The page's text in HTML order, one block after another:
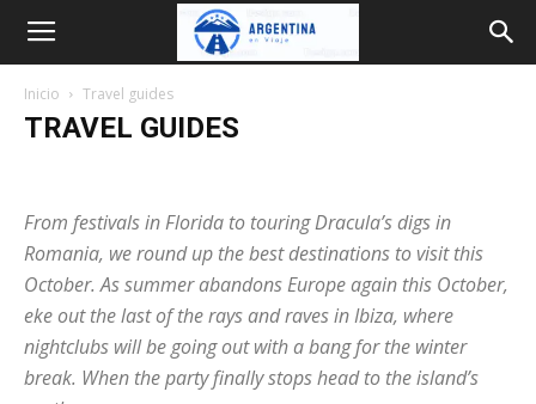
Argentina
Inicio Travel guides
TRAVEL GUIDES
Parques Nacionales
Planificar Precios 2026
Provincias
Rutas
Transporte Travel guides Videos
From festivals in Florida to touring Dracula’s digs in
Romania, we round up the best destinations to visit this
October. As summer abandons Europe again this October,
eke out the last of the rays and raves in Ibiza, where
nightclubs will be going out with a bang for the winter
break. When the party finally stops head to the island’s